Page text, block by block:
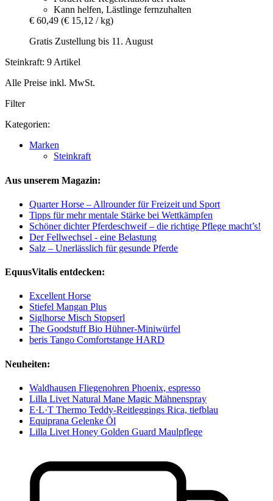
Kann helfen, Lästlinge fernzuhalten
€ 60,49 (€ 15,12 / kg)
Gratis Zustellung bis 11. August
Steinkraft: 9 Artikel
Alle Preise inkl. MwSt.
Filter
Kategorien:
Marken
Steinkraft
Aus unserem Magazin:
Quarter Horse – Allrounder für Freizeit und Sport
Tipps für mehr mentale Stärke bei Wettkämpfen
Schöner dichter Pferdeschweif – die richtige Pflege macht’s!
Der Fellwechsel - eine Belastung
Salz – Unerlässlich für gesunde Pferde
EquusVitalis entdecken:
Excellent Horse
Stiefel Mangan Plus
Siglhorse Misch Stopserl
The Goodstuff Bio Hühner-Miniwürfel
beris Tango Comfortstange HARD
Neuheiten:
Waldhausen Fliegenohren Phoenix, espresso
Lilla Livet Natural Mane Magic Mähnenspray
E·L·T Thermo Teddy-Reitleggings Rica, tiefblau
Equiprana Gelenke Öl
Lilla Livet Honey Golden Guard Maulpflege